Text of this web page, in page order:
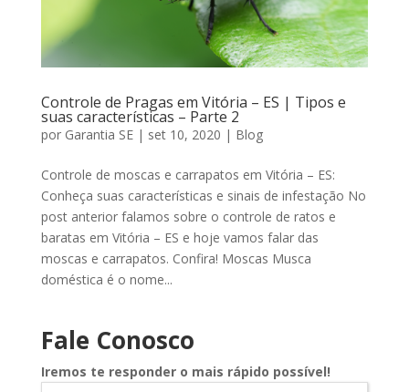
Controle de Pragas em Vitória – ES | Tipos e
suas características – Parte 2
por Garantia SE| set 10, 2020 | Blog
Controle de moscas e carrapatos em Vitória – ES:
Conheça suas características e sinais de infestação No
post anterior falamos sobre o controle de ratos e
baratas em Vitória – ES e hoje vamos falar das
moscas e carrapatos. Confira! Moscas Musca
doméstica é o nome...
Fale Conosco
Iremos te responder o mais rápido possível!